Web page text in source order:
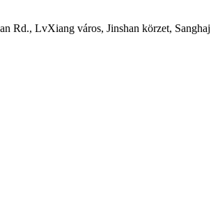
Rd., LvXiang város, Jinshan körzet, Sanghaj